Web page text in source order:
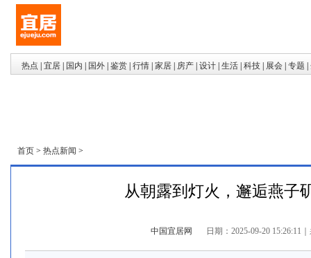
热点 宜居 国内 国外 鉴赏 行情 家居 房产 设计 生活 科技 展会 专题
首页 > 热点新闻 >
从朝露到灯火，邂逅燕子
中国宜居网 日期：2025-09-20 15:26:11